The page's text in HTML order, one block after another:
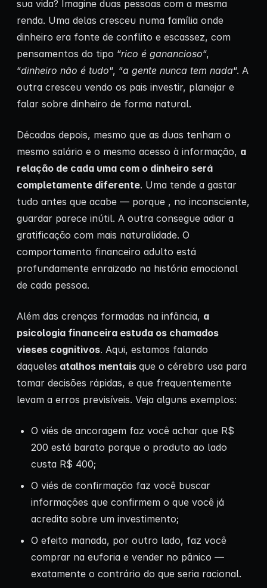
sua vida? Imagine duas pessoas com a mesma
renda. Uma delas cresceu numa família onde
dinheiro era fonte de conflito e escassez, com
pensamentos do tipo “rico é ganancioso“,
“dinheiro não é tudo“, “a gente nunca tem nada“. A
outra cresceu vendo os pais investir, planejar e
falar sobre dinheiro de forma natural.
Décadas depois, mesmo que as duas tenham o
mesmo salário e o mesmo acesso à informação, a
relação de cada uma com o dinheiro será
completamente diferente. Uma tende a gastar
tudo antes que acabe — porque , no inconsciente,
guardar parece inútil. A outra consegue adiar a
gratificação com mais naturalidade. O
comportamento financeiro adulto está
profundamente enraizado na história emocional
de cada pessoa.
Além das crenças formadas na infância, a
psicologia financeira estuda os chamados
vieses cognitivos. Aqui, estamos falando
daqueles atalhos mentais que o cérebro usa para
tomar decisões rápidas, e que frequentemente
levam a erros previsíveis. Veja alguns exemplos:
O viés de ancoragem faz você achar que R$
200 está barato porque o produto ao lado
custa R$ 400;
O viés de confirmação faz você buscar
informações que confirmem o que você já
acredita sobre um investimento;
O efeito manada, por outro lado, faz você
comprar na euforia e vender no pânico —
exatamente o contrário do que seria racional.